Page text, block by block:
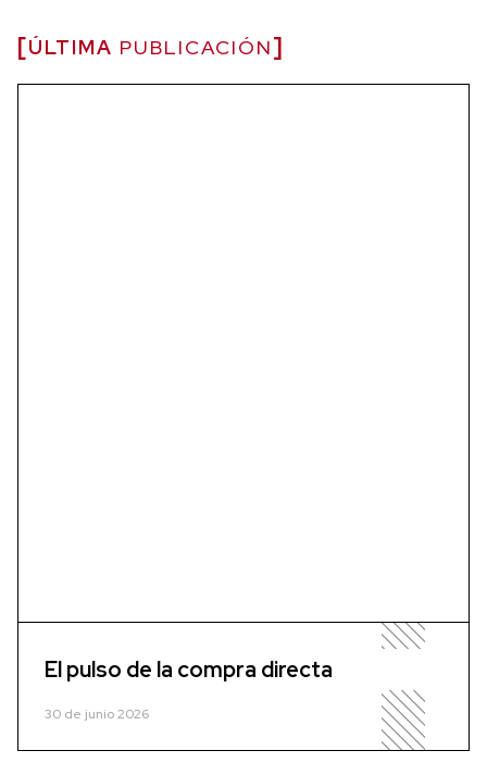
ÚLTIMA PUBLICACIÓN
El pulso de la compra directa
30 de junio 2026